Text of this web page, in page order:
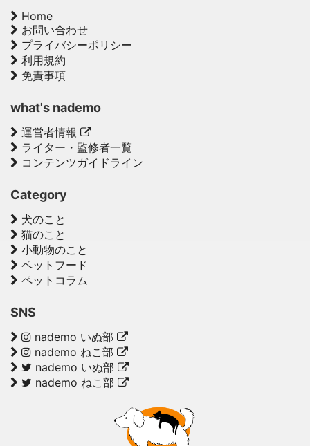
Home
お問い合わせ
プライバシーポリシー
利用規約
免責事項
what's nademo
運営者情報
ライター・監修者一覧
コンテンツガイドライン
Category
犬のこと
猫のこと
小動物のこと
ペットフード
ペットコラム
SNS
nademo いぬ部
nademo ねこ部
nademo いぬ部
nademo ねこ部